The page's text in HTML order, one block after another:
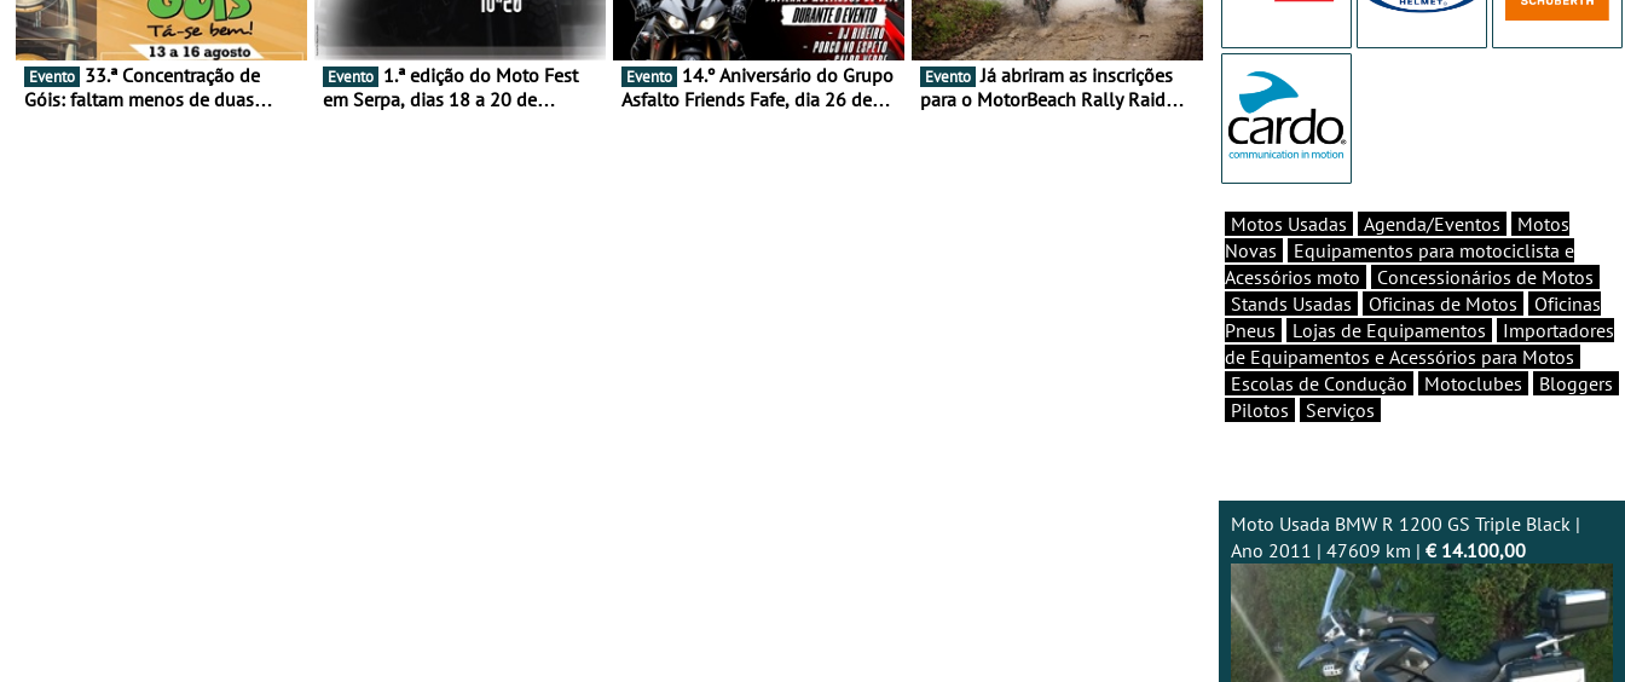
Evento
Góis: faltam menos de duas
Evento
em Serpa, dias 18 a 20 de
Evento
Asfalto Friends Fafe, dia 26 de
Evento Já abriram as inscrições
para o MotorBeach Rally Raid
Motos Usadas Agenda/Eventos
Motos
Novas
Equipamentos para motociclista e
Acessórios moto
Concessionários de Motos
Stands Usadas
Oficinas de Motos
Oficinas
Pneus
Lojas de Equipamentos
Importadores
de Equipamentos e Acessórios para Motos
Escolas de Condução
Motoclubes
Bloggers
Pilotos
Serviços
Moto Usada BMW R 1200 GS Triple Black |
Ano 2011 | 47609 km | € 14.100,00